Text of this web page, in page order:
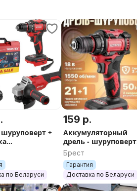
а работу продуктивнее.
WORTEX!
опрыскиватель,
шуруповерт,
кусторез,
пылесос, секатор
1 E - 1 шт.;
шт.;
шт.
+
в
ЕСТЬ
СКИДКИ И
по Беларуси
159 р.
Аккумуляторный
дрель - шуруповерт
WORTEX BD 2025 DLi.
ЕСТЬ СЕЗОННЫЕ
СКИДКИ И АКЦИИ
Брест
Гарантия
Доставка по Беларуси